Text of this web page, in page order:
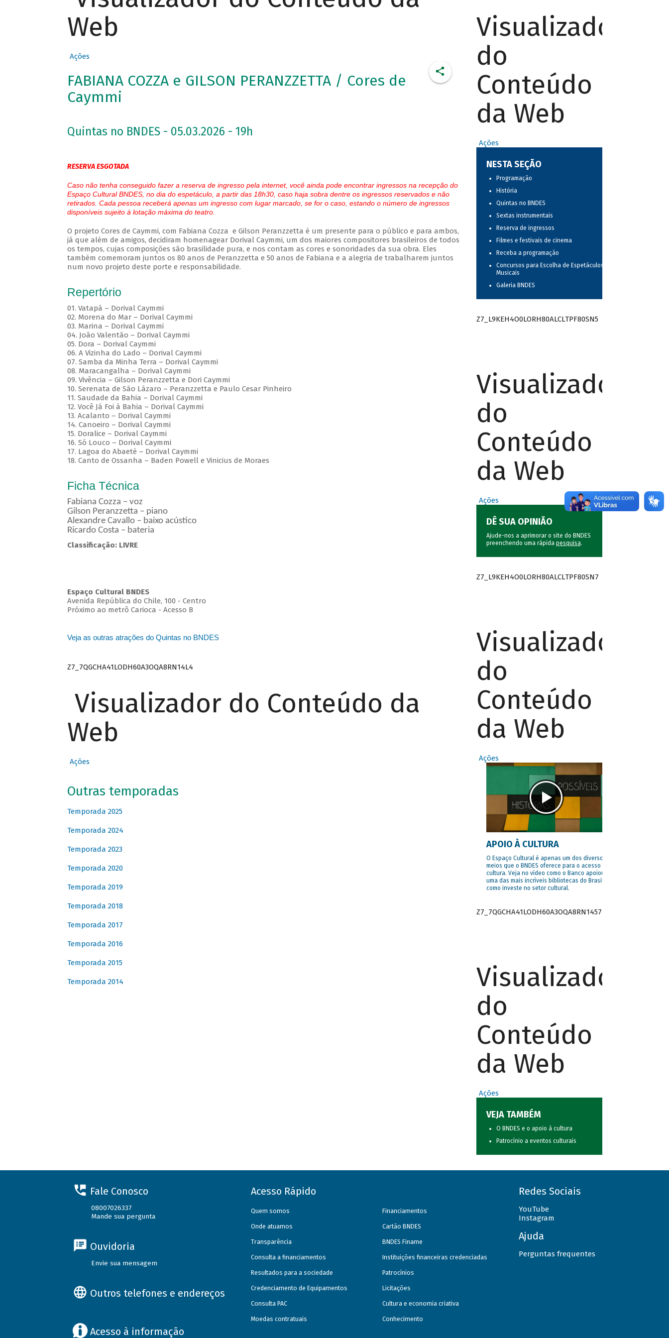
Web
Ações
FABIANA COZZA e GILSON PERANZZETTA / Cores de
Caymmi
Quintas no BNDES - 05.03.2026 - 19h
RESERVA ESGOTADA
Caso não tenha conseguido fazer a reserva de ingresso pela internet, você ainda pode encontrar ingressos na recepção do
Espaço Cultural BNDES, no dia do espetáculo, a partir das 18h30, caso haja sobra dentre os ingressos reservados e não
retirados. Cada pessoa receberá apenas um ingresso com lugar marcado, se for o caso, estando o número de ingressos
disponíveis sujeito à lotação máxima do teatro.
O projeto Cores de Caymmi, com Fabiana Cozza e Gilson Peranzzetta é um presente para o público e para ambos,
já que além de amigos, decidiram homenagear Dorival Caymmi, um dos maiores compositores brasileiros de todos
os tempos, cujas composições são brasilidade pura, e nos contam as cores e sonoridades da sua obra. Eles
também comemoram juntos os 80 anos de Peranzzetta e 50 anos de Fabiana e a alegria de trabalharem juntos
num novo projeto deste porte e responsabilidade.
Repertório
01. Vatapá – Dorival Caymmi
02. Morena do Mar – Dorival Caymmi
03. Marina – Dorival Caymmi
04. João Valentão – Dorival Caymmi
05. Dora – Dorival Caymmi
06. A Vizinha do Lado – Dorival Caymmi
07. Samba da Minha Terra – Dorival Caymmi
08. Maracangalha – Dorival Caymmi
09. Vivência – Gilson Peranzzetta e Dori Caymmi
10. Serenata de São Lázaro – Peranzzetta e Paulo Cesar Pinheiro
11. Saudade da Bahia – Dorival Caymmi
12. Você Já Foi à Bahia – Dorival Caymmi
13. Acalanto – Dorival Caymmi
14. Canoeiro – Dorival Caymmi
15. Doralice – Dorival Caymmi
16. Só Louco – Dorival Caymmi
17. Lagoa do Abaeté – Dorival Caymmi
18. Canto de Ossanha – Baden Powell e Vinicius de Moraes
Ficha Técnica
Fabiana Cozza – voz
Gilson Peranzzetta – piano
Alexandre Cavallo – baixo acústico
Ricardo Costa – bateria
Classificação: LIVRE
Espaço Cultural BNDES
Avenida República do Chile, 100 - Centro
Próximo ao metrô Carioca - Acesso B
Veja as outras atrações do Quintas no BNDES
Z7_7QGCHA41LODH60A3OQA8RN14L4
Visualizador do Conteúdo da
Web
Ações
Outras temporadas
Temporada 2025
Temporada 2024
Temporada 2023
Temporada 2020
Temporada 2019
Temporada 2018
Temporada 2017
Temporada 2016
Temporada 2015
Temporada 2014
Visualizador
do
Conteúdo
da Web
Ações
NESTA SEÇÃO
Programação
História
Quintas no BNDES
Sextas instrumentais
Reserva de ingressos
Filmes e festivais de cinema
Receba a programação
Concursos para Escolha de Espetáculos
Musicais
Galeria BNDES
Z7_L9KEH4O0LORH80ALCLTPF80SN5
Visualizador
do
Conteúdo
da Web
Ações
DÊ SUA OPINIÃO
Ajude-nos a aprimorar o site do BNDES
preenchendo uma rápida pesquisa.
Z7_L9KEH4O0LORH80ALCLTPF80SN7
Visualizador
do
Conteúdo
da Web
Ações
APOIO À CULTURA
O Espaço Cultural é apenas um dos diversos
meios que o BNDES oferece para o acesso à
cultura. Veja no vídeo como o Banco apoiou
uma das mais incríveis bibliotecas do Brasil e
como investe no setor cultural.
Z7_7QGCHA41LODH60A3OQA8RN1457
Visualizador
do
Conteúdo
da Web
Ações
VEJA TAMBÉM
O BNDES e o apoio à cultura
Patrocínio a eventos culturais
Fale Conosco
08007026337
Mande sua pergunta
Ouvidoria
Envie sua mensagem
Outros telefones e endereços
Acesso à informação
Acesso Rápido
Quem somos
Onde atuamos
Transparência
Consulta a financiamentos
Resultados para a sociedade
Credenciamento de Equipamentos
Consulta PAC
Moedas contratuais
Financiamentos
Cartão BNDES
BNDES Finame
Instituições financeiras credenciadas
Patrocínios
Licitações
Cultura e economia criativa
Conhecimento
Redes Sociais
YouTube
Instagram
Ajuda
Perguntas frequentes